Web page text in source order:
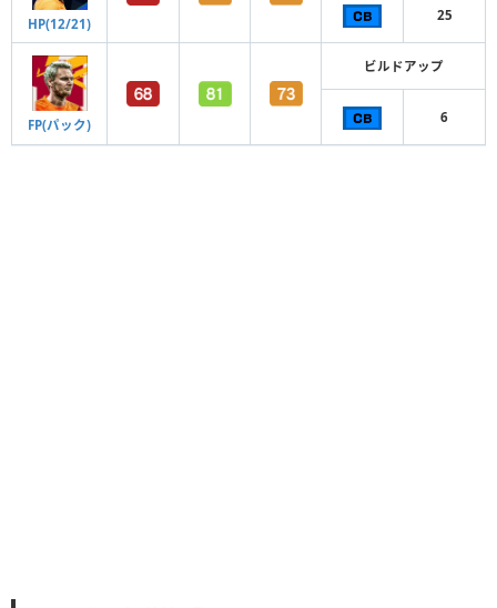
HP(12/21) 25
FP(パック)
ビルドアップ
6